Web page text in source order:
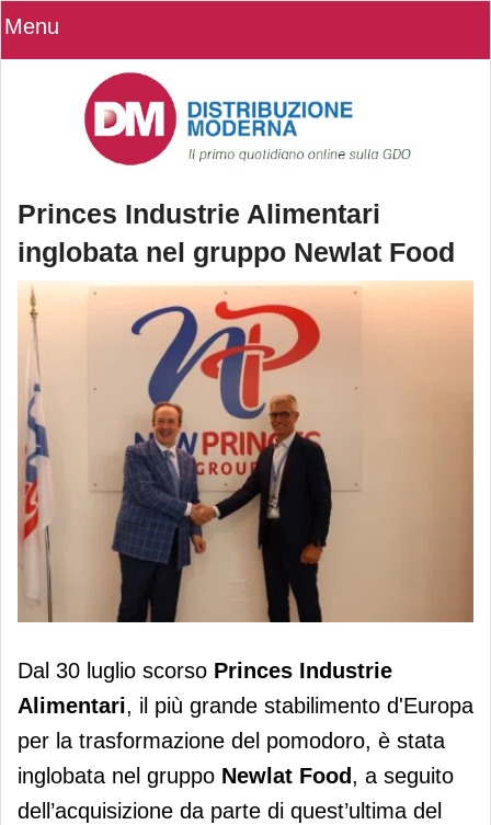
Menu
​Princes Industrie Alimentari
inglobata nel gruppo Newlat Food
​Princes Industrie Alimentari inglobata
nel gruppo Newlat Food
Dal 30 luglio scorso Princes Industrie
Alimentari, il più grande stabilimento d'Europa
per la trasformazione del pomodoro, è stata
inglobata nel gruppo Newlat Food, a seguito
dell’acquisizione da parte di quest’ultima del